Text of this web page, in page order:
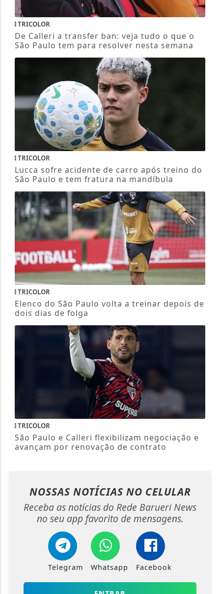
TRICOLOR
De Calleri a transfer ban: veja tudo o que o
São Paulo tem para resolver nesta semana
TRICOLOR
Lucca sofre acidente de carro após treino do
São Paulo e tem fratura na mandíbula
TRICOLOR
Elenco do São Paulo volta a treinar depois de
dois dias de folga
TRICOLOR
São Paulo e Calleri flexibilizam negociação e
avançam por renovação de contrato
NOSSAS NOTÍCIAS NO CELULAR
Receba as notícias do Rede Barueri News
no seu app favorito de mensagens.
Telegram Whatsapp Facebook